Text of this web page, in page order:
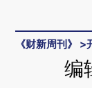
《财新周刊》 >
编